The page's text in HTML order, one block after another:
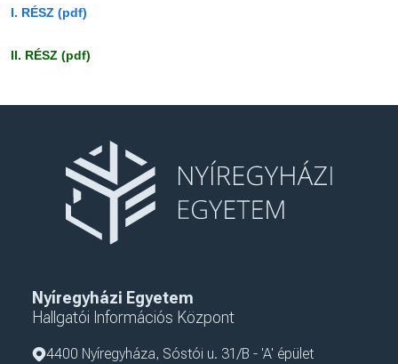
I. RÉSZ (pdf)
II. RÉSZ (pdf)
Nyíregyházi Egyetem
Hallgatói Információs Központ
4400 Nyíregyháza, Sóstói u. 31/B - 'A' épület